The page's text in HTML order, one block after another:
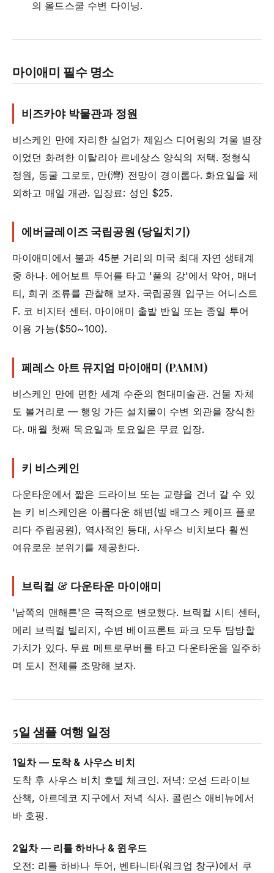
의 올드스쿨 수변 다이닝.
마이애미 필수 명소
비즈카야 박물관과 정원
비스케인 만에 자리한 실업가 제임스 디어링의 겨울 별장
이었던 화려한 이탈리아 르네상스 양식의 저택. 정형식
정원, 동굴 그로토, 만(灣) 전망이 경이롭다. 화요일을 제
외하고 매일 개관. 입장료: 성인 $25.
에버글레이즈 국립공원 (당일치기)
마이애미에서 불과 45분 거리의 미국 최대 자연 생태계
중 하나. 에어보트 투어를 타고 '풀의 강'에서 악어, 매너
티, 희귀 조류를 관찰해 보자. 국립공원 입구는 어니스트
F. 코 비지터 센터. 마이애미 출발 반일 또는 종일 투어
이용 가능($50~100).
페레스 아트 뮤지엄 마이애미 (PAMM)
비스케인 만에 면한 세계 수준의 현대미술관. 건물 자체
도 볼거리로 — 행잉 가든 설치물이 수변 외관을 장식한
다. 매월 첫째 목요일과 토요일은 무료 입장.
키 비스케인
다운타운에서 짧은 드라이브 또는 교량을 건너 갈 수 있
는 키 비스케인은 아름다운 해변(빌 배그스 케이프 플로
리다 주립공원), 역사적인 등대, 사우스 비치보다 훨씬
여유로운 분위기를 제공한다.
브릭컬 & 다운타운 마이애미
'남쪽의 맨해튼'은 극적으로 변모했다. 브릭컬 시티 센터,
메리 브릭컬 빌리지, 수변 베이프론트 파크 모두 탐방할
가치가 있다. 무료 메트로무버를 타고 다운타운을 일주하
며 도시 전체를 조망해 보자.
5일 샘플 여행 일정
1일차 — 도착 & 사우스 비치
도착 후 사우스 비치 호텔 체크인. 저녁: 오션 드라이브
산책, 아르데코 지구에서 저녁 식사. 콜린스 애비뉴에서
바 호핑.
2일차 — 리틀 하바나 & 윈우드
오전: 리틀 하바나 투어, 벤타니타(워크업 창구)에서 쿠